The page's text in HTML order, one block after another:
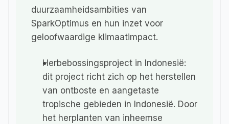
duurzaamheidsambities van
SparkOptimus en hun inzet voor
geloofwaardige klimaatimpact.
Herbebossingsproject in Indonesië:
dit project richt zich op het herstellen
van ontboste en aangetaste
tropische gebieden in Indonesië. Door
het herplanten van inheemse